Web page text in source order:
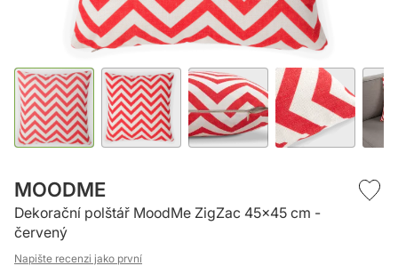
na
začátek
galerie
s
obrázky
MOODME
Dekorační polštář MoodMe ZigZac 45x45 cm -
červený
Napište recenzi jako první